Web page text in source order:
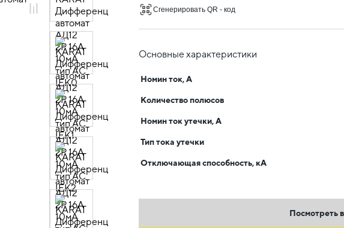
Сгенерировать QR - код
Основные характеристики
Номин ток, А
Количество полюсов
Номин ток утечки, А
Тип тока утечки
Отключающая способность, кА
Посмотреть